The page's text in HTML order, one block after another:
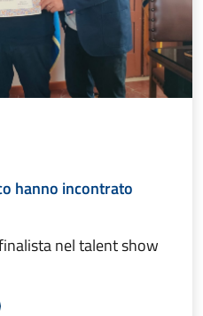
hanno incontrato
nel talent show